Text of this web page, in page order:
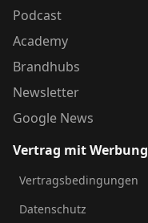
Podcast
Academy
Brandhubs
Newsletter
Google News
Vertrag mit Werbung
Vertragsbedingungen
Datenschutz